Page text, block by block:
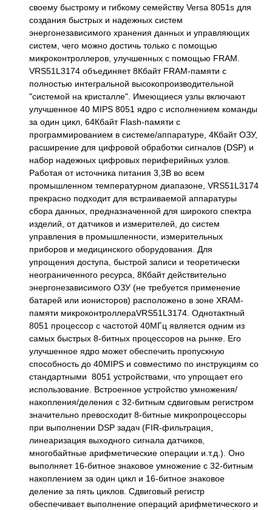
своему быстрому и гибкому семейству Versa 8051s для
создания быстрых и надежных систем
энергонезависимого хранения данных и управляющих
систем, чего можно достичь только с помощью
микроконтроллеров, улучшенных с помощью FRAM.
VRS51L3174 объединяет 8Кбайт FRAM-памяти с
полностью интегральной высокопроизводительной
"системой на кристалле". Имеющиеся узлы включают
улучшенное 40 MIPS 8051 ядро с исполнением команды
за один цикл, 64Кбайт Flash-памяти с
программированием в системе/аппаратуре, 4Кбайт ОЗУ,
расширение для цифровой обработки сигналов (DSP) и
набор надежных цифровых периферийных узлов.
Работая от источника питания 3,3В во всем
промышленном температурном диапазоне, VRS51L3174
прекрасно подходит для встраиваемой аппаратуры
сбора данных, предназначенной для широкого спектра
изделий, от датчиков и измерителей, до систем
управления в промышленности, измерительных
приборов и медицинского оборудования. Для
упрощения доступа, быстрой записи и теоретически
неограниченного ресурса, 8Кбайт действительно
энергонезависимого ОЗУ (не требуется применение
батарей или ионисторов) расположено в зоне XRAM-
памяти микроконтроллераVRS51L3174. Однотактный
8051 процессор с частотой 40МГц является одним из
самых быстрых 8-битных процессоров на рынке. Его
улучшенное ядро может обеспечить пропускную
способность до 40MIPS и совместимо по инструкциям со
стандартными 8051 устройствами, что упрощает его
использование. Встроенное устройство умножения/
накопления/деления с 32-битным сдвиговым регистром
значительно превосходит 8-битные микропроцессоры
при выполнении DSP задач (FIR-фильтрация,
линеаризация выходного сигнала датчиков,
многобайтные арифметические операции и.т.д.). Оно
выполняет 16-битное знаковое умножение с 32-битным
накоплением за один цикл и 16-битное знаковое
деление за пять циклов. Сдвиговый регистр
обеспечивает выполнение операций арифметического и